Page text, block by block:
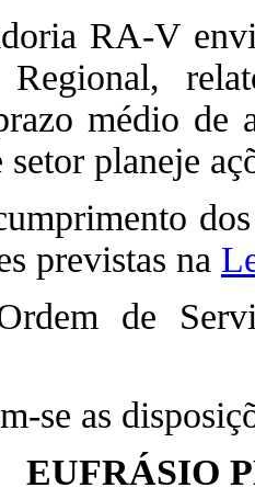
RA-V
Regional,
médio de
setor planeje
previstas na
de
se as
EUFRÁSIO